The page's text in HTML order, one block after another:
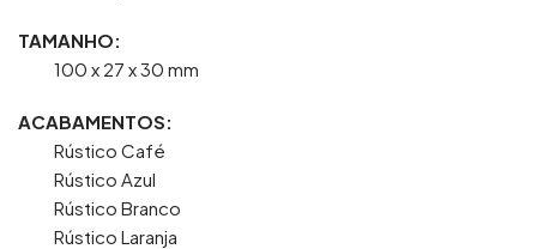
TAMANHO:
100 x 27 x 30 mm
ACABAMENTOS:
Rústico Café
Rústico Azul
Rústico Branco
Rústico Laranja